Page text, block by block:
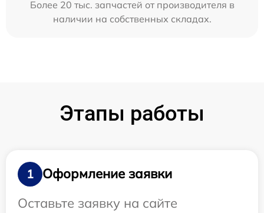
Более 20 тыс. запчастей от производителя в
наличии на собственных складах.
Этапы работы
1
Оформление заявки
Оставьте заявку на сайте